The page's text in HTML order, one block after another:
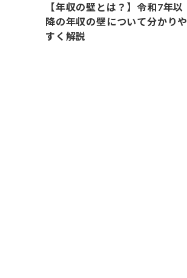
【年収の壁とは？】令和7年以
降の年収の壁について分かりや
すく解説